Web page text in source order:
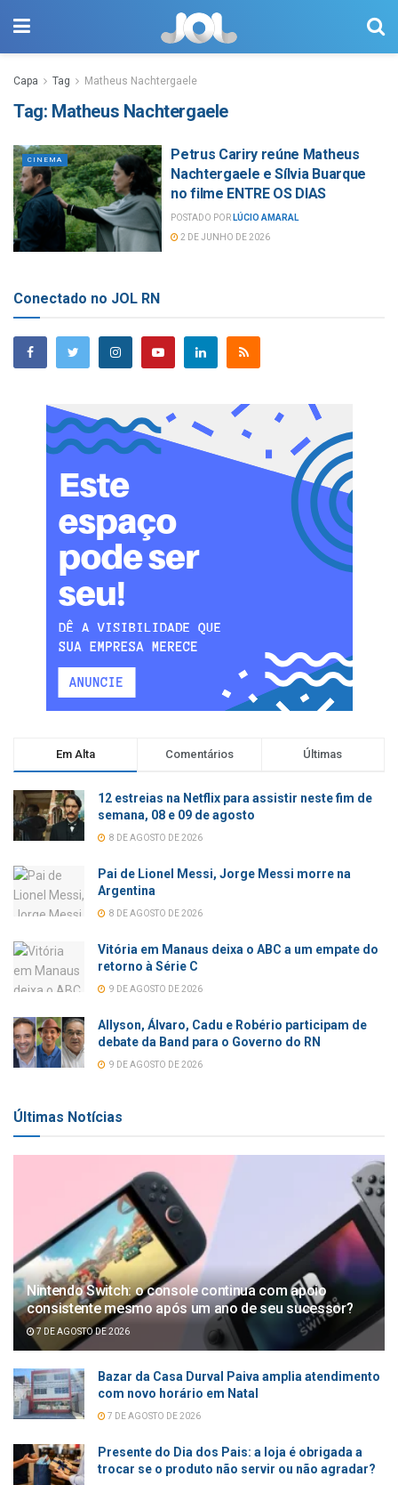
Capa Tag Matheus Nachtergaele
Tag: Matheus Nachtergaele
CINEMA
Petrus Cariry reúne Matheus
Nachtergaele e Sílvia Buarque
no filme ENTRE OS DIAS
POSTADO POR LÚCIO AMARAL
2 DE JUNHO DE 2026
Conectado no JOL RN
Em Alta Comentários Últimas
12 estreias na Netflix para assistir neste fim de
semana, 08 e 09 de agosto
8 DE AGOSTO DE 2026
Pai de Lionel Messi, Jorge Messi morre na
Argentina
8 DE AGOSTO DE 2026
Vitória em Manaus deixa o ABC a um empate do
retorno à Série C
9 DE AGOSTO DE 2026
Allyson, Álvaro, Cadu e Robério participam de
debate da Band para o Governo do RN
9 DE AGOSTO DE 2026
Últimas Notícias
Nintendo Switch: o console continua com apoio
consistente mesmo após um ano de seu sucessor?
7 DE AGOSTO DE 2026
Bazar da Casa Durval Paiva amplia atendimento
com novo horário em Natal
7 DE AGOSTO DE 2026
Presente do Dia dos Pais: a loja é obrigada a
trocar se o produto não servir ou não agradar?